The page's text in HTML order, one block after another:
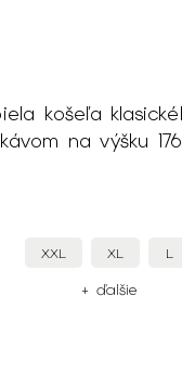
Pánska biela
dlhým
L